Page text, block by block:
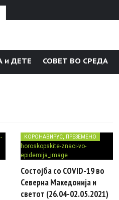
и ДЕТЕ СОВЕТ ВО СРЕДА
КОРОНАВИРУС, ПРЕЗЕМЕНО
Состојба со COVID-19 во
Северна Македонија и
светот (26.04-02.05.2021)